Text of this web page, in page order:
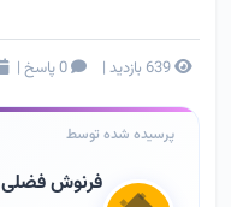
639 بازدید | 0 پاسخ |
پرسیده شده توسط
فرنوش فضلی